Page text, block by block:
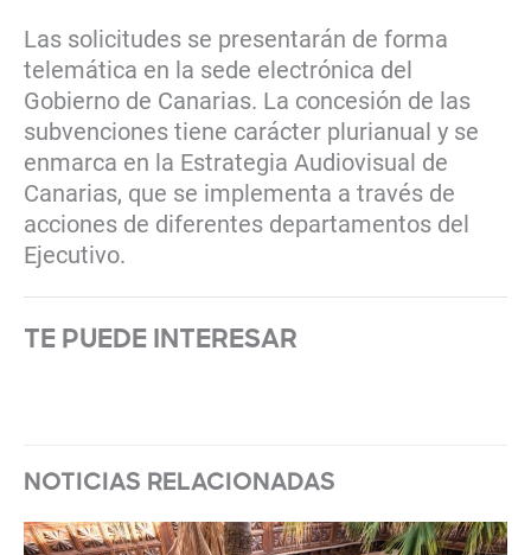
Las solicitudes se presentarán de forma
telemática en la sede electrónica del
Gobierno de Canarias. La concesión de las
subvenciones tiene carácter plurianual y se
enmarca en la Estrategia Audiovisual de
Canarias, que se implementa a través de
acciones de diferentes departamentos del
Ejecutivo.
TE PUEDE INTERESAR
NOTICIAS RELACIONADAS